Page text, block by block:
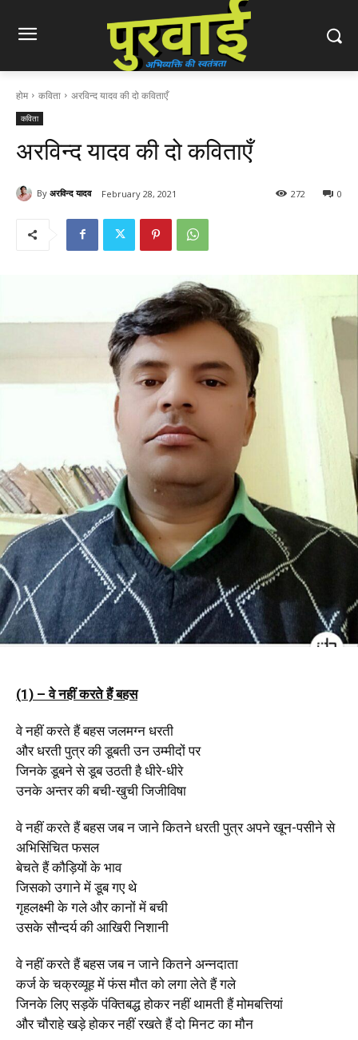
होम कविता अरविन्द यादव की दो कविताएँ
कविता
अरविन्द यादव की दो कविताएँ
By अरविन्द यादव February 28, 2021 0
272
(1) –वे नहीं करते हैं बहस
वे नहीं करते हैं बहस जलमग्न धरती
और धरती पुत्र की डूबती उन उम्मीदों पर
जिनके डूबने से डूब उठती है धीरे-धीरे
उनके अन्तर की बची-खुची जिजीविषा
वे नहीं करते हैं बहस जब न जाने कितने धरती पुत्र अपने खून-पसीने से
अभिसिंचित फसल
बेचते हैं कौड़ियों के भाव
जिसको उगाने में डूब गए थे
गृहलक्ष्मी के गले और कानों में बची
उसके सौन्दर्य की आखिरी निशानी
वे नहीं करते हैं बहस जब न जाने कितने अन्नदाता
कर्ज के चक्रव्यूह में फंस मौत को लगा लेते हैं गले
जिनके लिए सड़कें पंक्तिबद्ध होकर नहीं थामती हैं मोमबत्तियां
और चौराहे खड़े होकर नहीं रखते हैं दो मिनट का मौन